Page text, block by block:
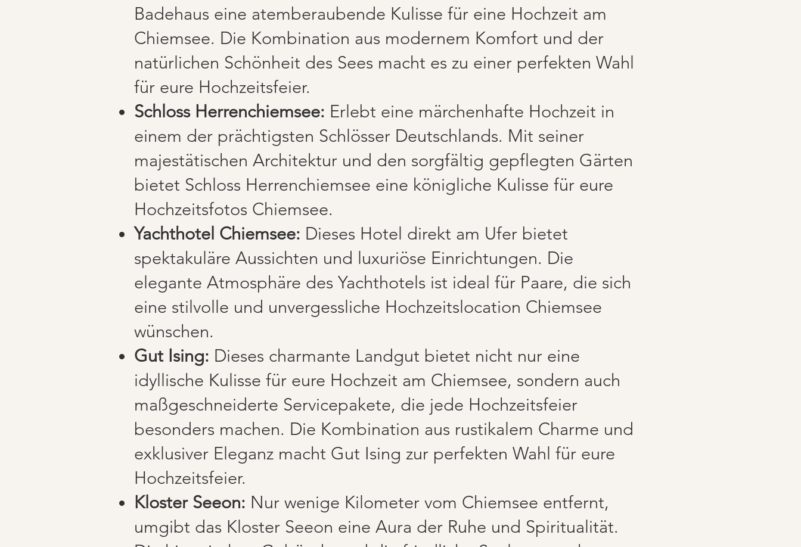
Badehaus eine atemberaubende Kulisse für eine Hochzeit am
Chiemsee. Die Kombination aus modernem Komfort und der
natürlichen Schönheit des Sees macht es zu einer perfekten Wahl
für eure Hochzeitsfeier.
Schloss Herrenchiemsee: Erlebt eine märchenhafte Hochzeit in
einem der prächtigsten Schlösser Deutschlands. Mit seiner
majestätischen Architektur und den sorgfältig gepflegten Gärten
bietet Schloss Herrenchiemsee eine königliche Kulisse für eure
Hochzeitsfotos Chiemsee.
Yachthotel Chiemsee: Dieses Hotel direkt am Ufer bietet
spektakuläre Aussichten und luxuriöse Einrichtungen. Die
elegante Atmosphäre des Yachthotels ist ideal für Paare, die sich
eine stilvolle und unvergessliche Hochzeitslocation Chiemsee
wünschen.
Gut Ising: Dieses charmante Landgut bietet nicht nur eine
idyllische Kulisse für eure Hochzeit am Chiemsee, sondern auch
maßgeschneiderte Servicepakete, die jede Hochzeitsfeier
besonders machen. Die Kombination aus rustikalem Charme und
exklusiver Eleganz macht Gut Ising zur perfekten Wahl für eure
Hochzeitsfeier.
Kloster Seeon: Nur wenige Kilometer vom Chiemsee entfernt,
umgibt das Kloster Seeon eine Aura der Ruhe und Spiritualität.